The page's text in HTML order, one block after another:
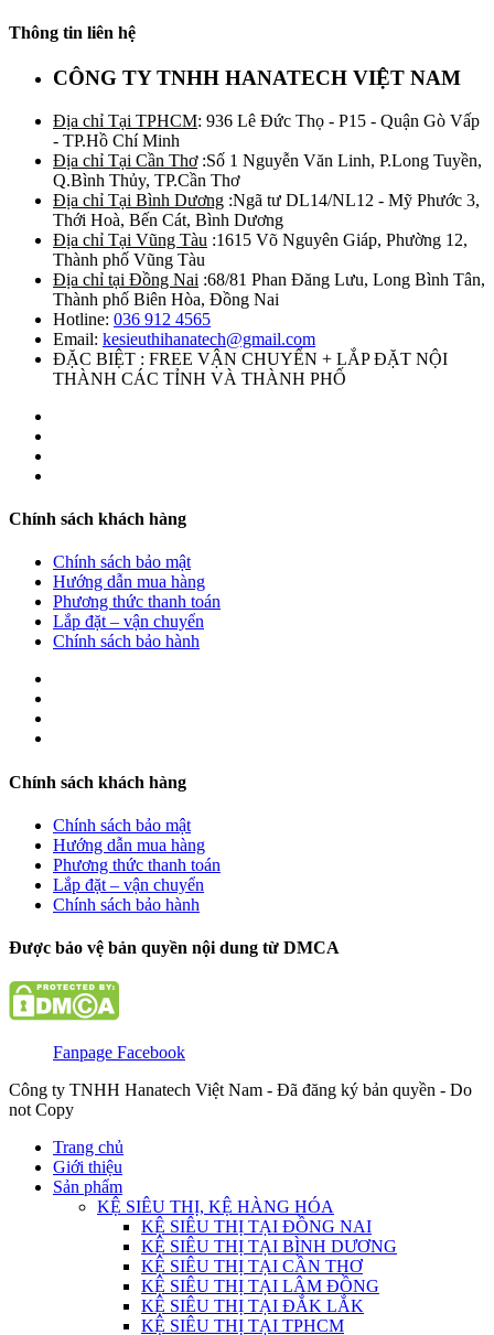
Thông tin liên hệ
CÔNG TY TNHH HANATECH VIỆT NAM
Địa chỉ Tại TPHCM: 936 Lê Đức Thọ - P15 - Quận Gò Vấp
- TP.Hồ Chí Minh
Địa chỉ Tại Cần Thơ:Số 1 Nguyễn Văn Linh, P.Long Tuyền,
Q.Bình Thủy, TP.Cần Thơ
Địa chỉ Tại Bình Dương :Ngã tư DL14/NL12 - Mỹ Phước 3,
Thới Hoà, Bến Cát, Bình Dương
Địa chỉ Tại Vũng Tàu :1615 Võ Nguyên Giáp, Phường 12,
Thành phố Vũng Tàu
Địa chỉ tại Đồng Nai :68/81 Phan Đăng Lưu, Long Bình Tân,
Thành phố Biên Hòa, Đồng Nai
Hotline: 036 912 4565
Email: kesieuthihanatech@gmail.com
ĐẶC BIỆT : FREE VẬN CHUYỂN + LẮP ĐẶT NỘI
THÀNH CÁC TỈNH VÀ THÀNH PHỐ
Chính sách khách hàng
Chính sách bảo mật
Hướng dẫn mua hàng
Phương thức thanh toán
Lắp đặt – vận chuyển
Chính sách bảo hành
Chính sách khách hàng
Chính sách bảo mật
Hướng dẫn mua hàng
Phương thức thanh toán
Lắp đặt – vận chuyển
Chính sách bảo hành
Được bảo vệ bản quyền nội dung từ DMCA
Fanpage Facebook
Công ty TNHH Hanatech Việt Nam - Đã đăng ký bản quyền - Do
not Copy
Trang chủ
Giới thiệu
Sản phẩm
KỆ SIÊU THỊ, KỆ HÀNG HÓA
KỆ SIÊU THỊ TẠI ĐỒNG NAI
KỆ SIÊU THỊ TẠI BÌNH DƯƠNG
KỆ SIÊU THỊ TẠI CẦN THƠ
KỆ SIÊU THỊ TẠI LÂM ĐỒNG
KỆ SIÊU THỊ TẠI ĐẮK LẮK
KỆ SIÊU THỊ TẠI TPHCM